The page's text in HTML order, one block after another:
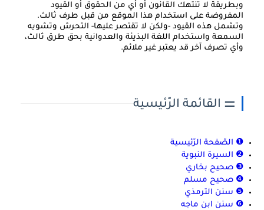
وبطريقة لا تنتهك القانون أو أي من الحقوق أو القيود
المفروضة على استخدام هذا الموقع من قبل طرف ثالث.
وتشمل هذه القيود -ولكن لا تقتصر عليها- التحرش وتشويه
السمعة واستخدام اللغة البذيئة والعدوانية بحق طرق ثالث،
وأي تصرف آخر قد يعتبر غير ملائم.
⚌ القائمة الرّئيسية
❶ الصّفحة الرّئيسية
❷ السيرة النبوية
❸ صحيح بخاري
❹ صحيح مسلم
❺ سنن الترمذي
❻ سنن ابن ماجه